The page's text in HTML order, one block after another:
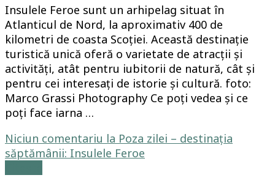
Insulele Feroe sunt un arhipelag situat în
Atlanticul de Nord, la aproximativ 400 de
kilometri de coasta Scoției. Această destinație
turistică unică oferă o varietate de atracții și
activități, atât pentru iubitorii de natură, cât și
pentru cei interesați de istorie și cultură. foto:
Marco Grassi Photography Ce poți vedea și ce
poți face iarna …
Niciun comentariu la Poza zilei – destinația
săptămânii: Insulele Feroe